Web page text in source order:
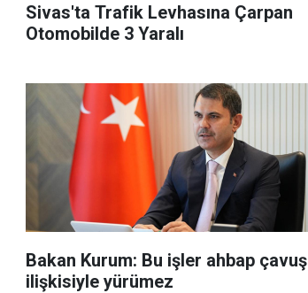
Sivas'ta Trafik Levhasına Çarpan
Otomobilde 3 Yaralı
Bakan Kurum: Bu işler ahbap çavuş
ilişkisiyle yürümez